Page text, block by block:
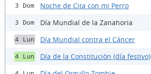
3 Dom Noche de Cita con mi Perro
3 Dom Día Mundial de la Zanahoria
4 Lun Día Mundial contra el Cáncer
4 Lun Día de la Constitución (día festivo)